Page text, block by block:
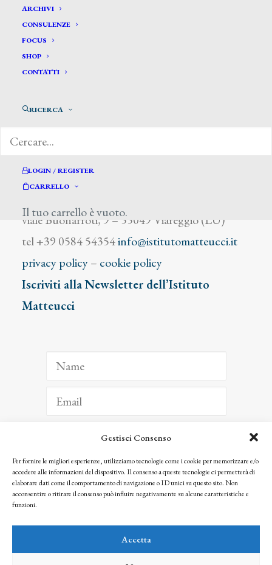
Gestisci Consenso
Per fornire le migliori esperienze, utilizziamo tecnologie come i cookie per memorizzare e/o
accedere alle informazioni del dispositivo. Il consenso a queste tecnologie ci permetterà di
elaborare dati come il comportamento di navigazione o ID unici su questo sito. Non
acconsentire o ritirare il consenso può influire negativamente su alcune caratteristiche e
funzioni.
Accetta
ARCHIVI
CONSULENZE
FOCUS
SHOP
CONTATTI
RICERCA
LOGIN / REGISTER
CARRELLO
Il tuo carrello è vuoto.
Nebbia
viale Buonarroti, 9 – 55049 Viareggio (LU)
tel +39 0584 54354info@istitutomatteucci.it
privacy policy– cookie policy
Iscriviti alla Newsletter dell’Istituto
Matteucci
ISCRIVITI
Facendo clic per iscriverti, riconosci che le tue informazioni saranno trattate
seguendo la nostra Privacy Policy
© 2025 Istituto Matteucci. All right reserved
l’autorizzazione scritta dei proprietari dei diritti e dell’Istituto Matteucci